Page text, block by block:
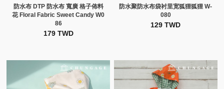
防水布 DTP 防水布 寬廣 格子佈料
花 Floral Fabric Sweet Candy W0
86
179 TWD
防水聚防水布袋衬里宽狐狸狐狸 W-
080
129 TWD